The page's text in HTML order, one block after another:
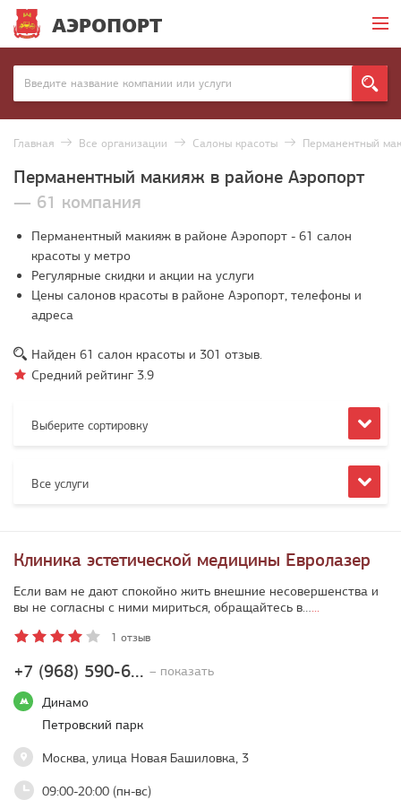
АЭРОПОРТ
Главная Все организации Салоны красоты Перманентный
Перманентный макияж в районе Аэропорт
— 61 компания
Перманентный макияж в районе Аэропорт - 61 салон
красоты у метро
Регулярные скидки и акции на услуги
Цены салонов красоты в районе Аэропорт, телефоны и
адреса
Найден 61 салон красоты и 301 отзыв.
Средний рейтинг 3.9
Выберите сортировку
Все услуги
Клиника эстетической медицины Евролазер
+7 (968) 590-6... – показать
Динамо
Петровский парк
Москва, улица Новая Башиловка, 3
09:00-20:00 (пн-вс)
Если вам не дают спокойно жить внешние несовершенства и
вы не согласны с ними мириться, обращайтесь в…...
1 отзыв